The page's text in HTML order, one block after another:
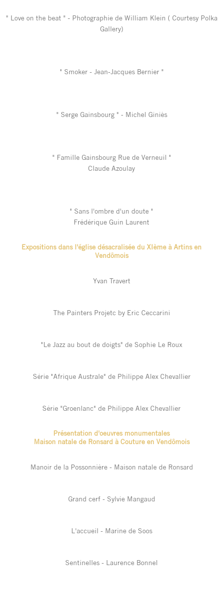
" Love on the beat " - Photographie de William Klein ( Courtesy Polka
Gallery)
" Smoker - Jean-Jacques Bernier "
" Serge Gainsbourg " - Michel Giniès
" Famille Gainsbourg Rue de Verneuil "
Claude Azoulay
" Sans l'ombre d'un doute "
Frédérique Guin Laurent
Expositions dans l'église désacralisée du XIème à Artins en
Vendômois
Yvan Travert
The Painters Projetc by Eric Ceccarini
"Le Jazz au bout de doigts" de Sophie Le Roux
Série "Afrique Australe" de Philippe Alex Chevallier
Série "Groenlanc" de Philippe Alex Chevallier
Présentation d'oeuvres monumentales
Maison natale de Ronsard à Couture en Vendômois
Manoir de la Possonnière - Maison natale de Ronsard
Grand cerf - Sylvie Mangaud
L'accueil - Marine de Soos
Sentinelles - Laurence Bonnel